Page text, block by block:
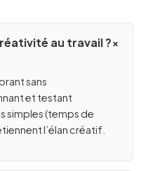
au travail ?
sans
et testant
simples (temps de
l’élan créatif.